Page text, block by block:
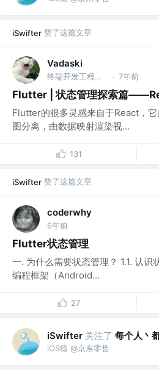
iSwifter 赞了这篇文章
Vadaski
终端开发工程师 @工程师 · 7年前
Flutter | 状态管理探索篇
Flutter的很多灵感来自于React，
图分离，由数据映射渲染视...
131
iSwifter 赞了这篇文章
coderwhy
6年前
Flutter状态管理
一. 为什么需要状态管理？ 1.1. 认识
编程框架（Android...
27
iSwifter 关注了 每个人丶
iOS猿 @京东零售